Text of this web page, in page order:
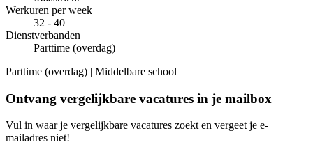
Werkuren per week
32 - 40
Dienstverbanden
Parttime (overdag)
Parttime (overdag) | Middelbare school
Ontvang vergelijkbare vacatures in je mailbox
Vul in waar je vergelijkbare vacatures zoekt en vergeet je e-
mailadres niet!